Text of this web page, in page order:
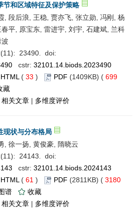
节和区域特征及保护策略
, 段后浪, 王稳, 贾亦飞, 张立勋, 冯刚, 杨
平, 原宝东, 雷进宇, 刘宇, 石建斌, 兰科
23490. doi:
cstr: 32101.14.biods.2023490
HTML ( 33 ) PDF (1409KB) ( 699
藏
相关文章 | 多维度评价
现状与分布格局
, 徐一扬, 黄俊豪, 隋晓云
24143. doi:
cstr: 32101.14.biods.2024143
HTML ( 61 ) PDF (2811KB) ( 3180
谱
收藏
相关文章 | 多维度评价